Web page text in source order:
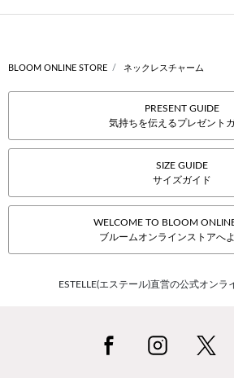
BLOOM ONLINE STORE ネックレスチャーム
PRESENT GUIDE
気持ちを伝えるプレゼント
SIZE GUIDE
サイズガイド
WELCOME TO BLOOM
ブルームオンラインストアへ
ESTELLE(エステール)直営の公式オンラ